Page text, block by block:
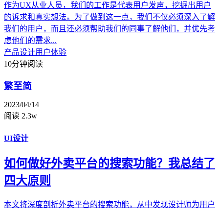
作为UX从业人员，我们的工作是代表用户发声，挖掘出用户
的诉求和真实想法。为了做到这一点，我们不仅必须深入了解
我们的用户，而且还必须帮助我们的同事了解他们，并优先考
虑他们的需求...
产品设计用户体验
10分钟阅读
繁至简
2023/04/14
阅读 2.3w
UI设计
如何做好外卖平台的搜索功能？我总结了
四大原则
本文将深度剖析外卖平台的搜索功能，从中发现设计师为用户